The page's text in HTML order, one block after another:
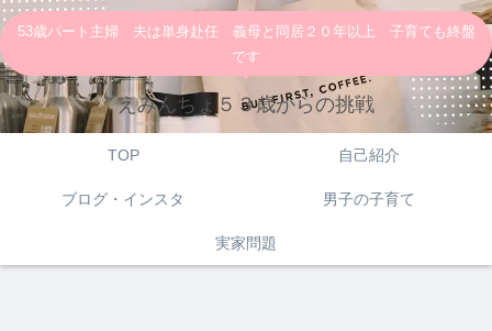
53歳パート主婦 夫は単身赴任 義母と同居２０年以上 子育ても終盤
です
えみんちょ５３歳からの挑戦
TOP 自己紹介
ブログ・インスタ 男子の子育て
実家問題